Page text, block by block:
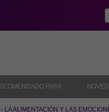
PARA
LA ALIMENTACIÓN Y LAS